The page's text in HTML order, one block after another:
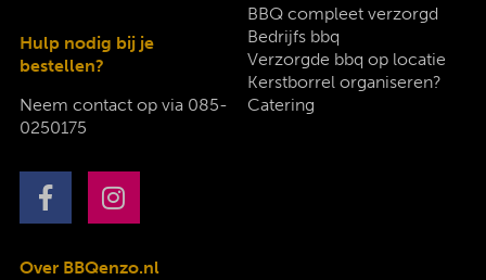
Hulp nodig bij je
bestellen?
Neem contact op via 085-
0250175
BBQ compleet verzorgd
Bedrijfs bbq
Verzorgde bbq op locatie
Kerstborrel organiseren?
Catering
Over BBQenzo.nl